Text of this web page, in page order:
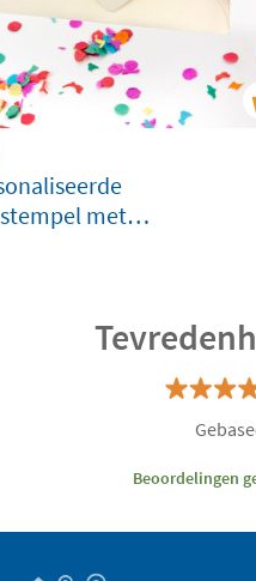
met 4
Beoordelingen